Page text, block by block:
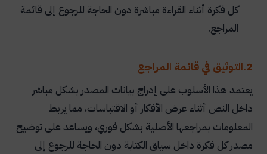
كل فكرة أثناء القراءة مباشرة دون الحاجة للرجوع إلى قائمة
المراجع.
2.التوثيق في قائمة المراجع
يعتمد هذا الأسلوب على إدراج بيانات المصدر بشكل مباشر
داخل النص أثناء عرض الأفكار أو الاقتباسات، مما يربط
المعلومات بمراجعها الأصلية بشكل فوري، ويساعد على توضيح
مصدر كل فكرة داخل سياق الكتابة دون الحاجة للرجوع إلى